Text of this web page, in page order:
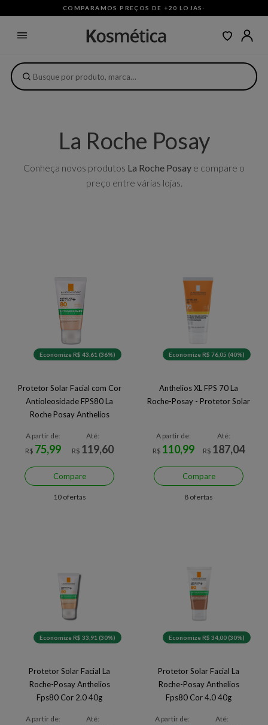
COMPARAMOS PREÇOS DE +20 LOJAS ·
La Roche Posay
Conheça novos produtos La Roche Posay e compare o
preço entre várias lojas.
Economize R$ 43,61 (36%)
Protetor Solar Facial com Cor
Antioleosidade FPS80 La
Roche Posay Anthelios
A partir de:
R$ 75,99
Até:
R$ 119,60
Compare
10 ofertas
Economize R$ 76,05 (40%)
Anthelios XL FPS 70 La
Roche-Posay - Protetor Solar
A partir de:
R$ 110,99
Até:
R$ 187,04
Compare
8 ofertas
Economize R$ 33,91 (30%)
Protetor Solar Facial La
Roche-Posay Anthelios
Fps80 Cor 2.0 40g
A partir de:
Até:
Economize R$ 34,00 (30%)
Protetor Solar Facial La
Roche-Posay Anthelios
Fps80 Cor 4.0 40g
A partir de:
Até: